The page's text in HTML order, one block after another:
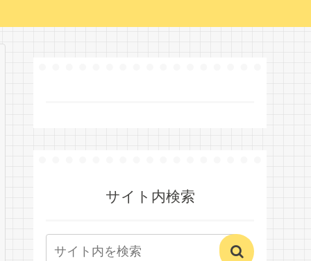
サイト内検索